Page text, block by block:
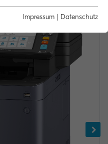
Impressum | Datenschutz